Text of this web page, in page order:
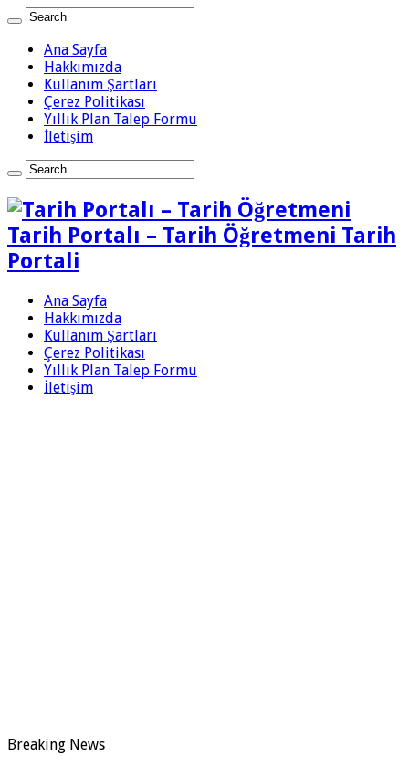
Ana Sayfa
Hakkımızda
Kullanım Şartları
Çerez Politikası
Yıllık Plan Talep Formu
İletişim
Tarih Portalı – Tarih Öğretmeni Tarih
Portali
Ana Sayfa
Hakkımızda
Kullanım Şartları
Çerez Politikası
Yıllık Plan Talep Formu
İletişim
Breaking News